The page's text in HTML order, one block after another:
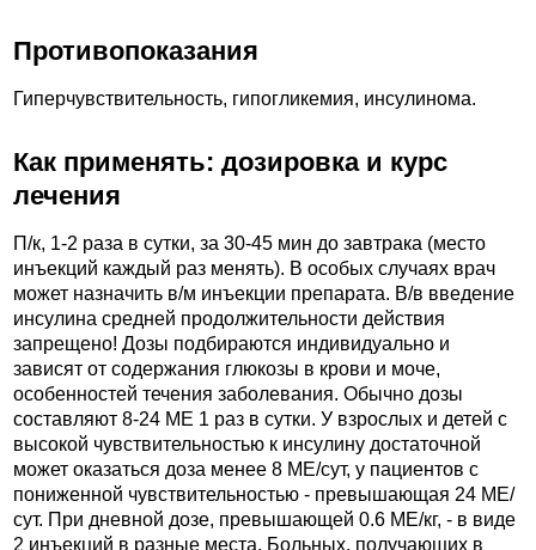
Противопоказания
Гиперчувствительность, гипогликемия, инсулинома.
Как применять: дозировка и курс
лечения
П/к, 1-2 раза в сутки, за 30-45 мин до завтрака (место
инъекций каждый раз менять). В особых случаях врач
может назначить в/м инъекции препарата. В/в введение
инсулина средней продолжительности действия
запрещено! Дозы подбираются индивидуально и
зависят от содержания глюкозы в крови и моче,
особенностей течения заболевания. Обычно дозы
составляют 8-24 МЕ 1 раз в сутки. У взрослых и детей с
высокой чувствительностью к инсулину достаточной
может оказаться доза менее 8 МЕ/сут, у пациентов с
пониженной чувствительностью - превышающая 24 МЕ/
сут. При дневной дозе, превышающей 0.6 МЕ/кг, - в виде
2 инъекций в разные места. Больных, получающих в